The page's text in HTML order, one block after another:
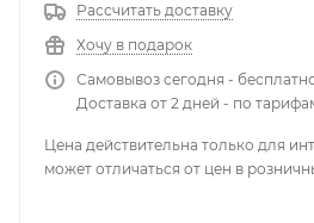
Рассчитать доставку
Хочу в подарок
Самовывоз сегодня -
Доставка от 2 дней - по
Цена действительна только для
может отличаться от цен в